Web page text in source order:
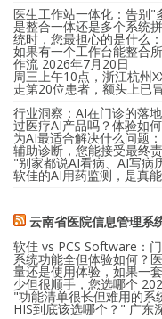
医生工作站一体化：告别
是整合一体还是多个系统
统时，您最担心的是什么
如果有一个工作台能整合
作流 2026年7月20日
周三上午10点，浙江杭州
走第20位患者，额头上已
行业洞察：AI在门诊的落
过医疗AI产品吗？体验如
为AI最适合解决什么问题
辅助诊断，您能接受最终
"别家都说AI看病、AI写病
软佳的AI用药监测，是真
云南省医院信息管理系
软佳 vs PCS Software：
系统功能全但体验如何？
量还是使用体验，如果一
少但很顺手，您选哪个
"功能清单很长但难用的
HIS到底该选哪个？" 广